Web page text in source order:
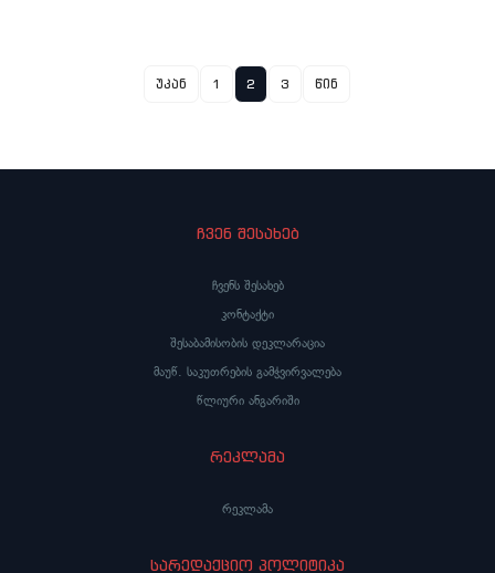
უკან 1 2 3 წინ
ჩვენ შესახებ
ჩვენს შესახებ
კონტაქტი
შესაბამისობის დეკლარაცია
მაუწ. საკუთრების გამჭვირვალება
წლიური ანგარიში
რეკლამა
რეკლამა
სარედაქციო პოლიტიკა